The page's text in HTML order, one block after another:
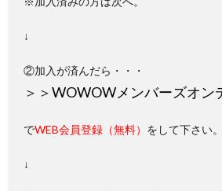
↓
②加入が済んだら・・・
＞＞WOWOWメンバーズオン
でWEB会員登録（無料） をして下さい。
↓